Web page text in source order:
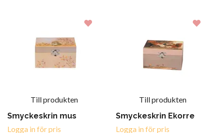
Till produkten
Smyckeskrin mus
Logga in för pris
Till produkten
Smyckeskrin Ekorre
Logga in för pris